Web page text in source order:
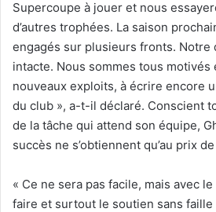
Supercoupe à jouer et nous
d’autres trophées. La saison
engagés sur plusieurs fronts. Notre
intacte. Nous sommes tous motivés
nouveaux exploits, à écrire encore
du club », a-t-il déclaré. Conscient
de la tâche qui attend son équipe,
succès ne s’obtiennent qu’au prix
« Ce ne sera pas facile, mais avec
faire et surtout le soutien sans